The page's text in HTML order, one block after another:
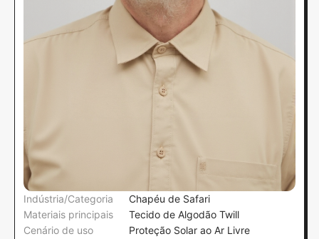
Indústria/Categoria
Chapéu de Safari
Materiais principais
Tecido de Algodão Twill
Cenário de uso
Proteção Solar ao Ar Livre